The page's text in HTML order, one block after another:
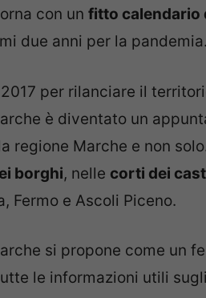
con un fitto calendario
due anni per la pandemia.
per rilanciare il
è diventato un
regione Marche e non
borghi, nelle corti dei
Fermo e Ascoli Piceno.
si propone come un
le informazioni utili